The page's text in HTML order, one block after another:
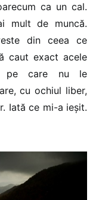
ca un cal.
mult de muncă.
din ceea ce
caut exact acele
pe care nu le
cu ochiul liber,
Iată ce mi-a ieșit.